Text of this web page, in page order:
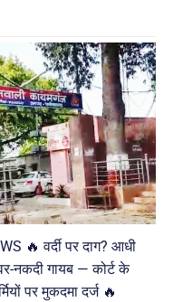
🔥 वर्दी पर दाग? आधी
नकदी गायब — कोर्ट के
पर मुकदमा दर्ज 🔥